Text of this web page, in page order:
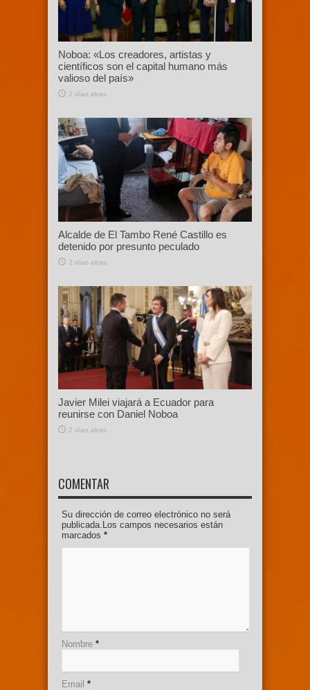
Noboa: «Los creadores, artistas y
científicos son el capital humano más
valioso del país»
2 días atras
Alcalde de El Tambo René Castillo es
detenido por presunto peculado
2 días atras
Javier Milei viajará a Ecuador para
reunirse con Daniel Noboa
2 días atras
COMENTAR
Su dirección de correo electrónico no será
publicada.Los campos necesarios están
marcados *
Nombre *
Email *